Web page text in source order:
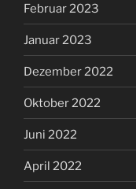
Februar 2023
Januar 2023
Dezember 2022
Oktober 2022
Juni 2022
April 2022